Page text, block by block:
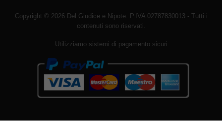
Copyright © 2026 Del Giudice e Nipote. P.IVA 02787830013 - Tutti i
contenuti sono riservati.
Utilizziamo sistemi di pagamento sicuri